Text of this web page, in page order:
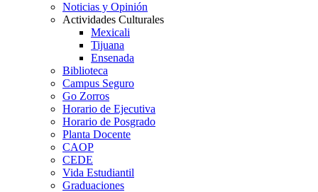
Noticias y Opinión
Actividades Culturales
Mexicali
Tijuana
Ensenada
Biblioteca
Campus Seguro
Go Zorros
Horario de Ejecutiva
Horario de Posgrado
Planta Docente
CAOP
CEDE
Vida Estudiantil
Graduaciones